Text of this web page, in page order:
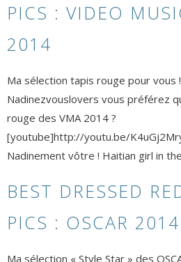
PICS : VIDEO
2014
Ma sélection tapis rouge pour
Nadinezvouslovers vous préférez
rouge des VMA 2014 ?
[youtube]http://youtu.be/
Nadinement vôtre ! Haitian girl in
BEST DRESSED
PICS : OSCAR 2014
Ma sélection « Style Star » des